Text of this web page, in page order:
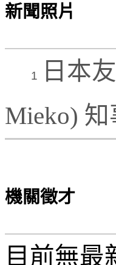
新聞照片
1
日本
Mieko)
機關徵才
目前無最